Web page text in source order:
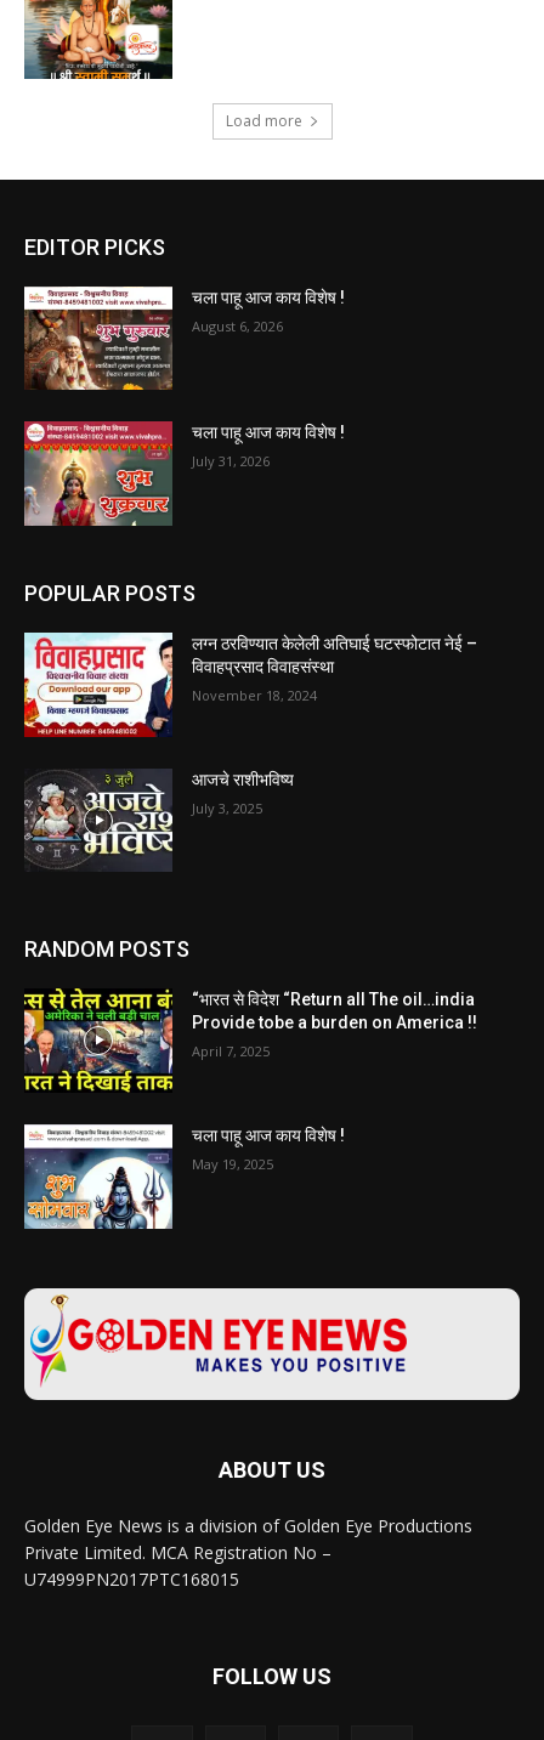
Load more
EDITOR PICKS
चला पाहू आज काय विशेष !
August 6, 2026
चला पाहू आज काय विशेष !
July 31, 2026
POPULAR POSTS
लग्न ठरविण्यात केलेली अतिघाई घटस्फोटात नेई –
विवाहप्रसाद विवाहसंस्था
November 18, 2024
आजचे राशीभविष्य
July 3, 2025
RANDOM POSTS
“भारत से विदेश “Return all The oil…india
Provide tobe a burden on America !!
April 7, 2025
चला पाहू आज काय विशेष !
May 19, 2025
ABOUT US
Golden Eye News is a division of Golden Eye Productions
Private Limited. MCA Registration No –
U74999PN2017PTC168015
FOLLOW US